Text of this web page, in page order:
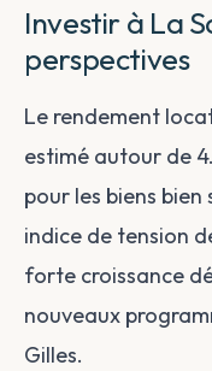
Investir à La
perspectives
Le rendement
estimé autour de
pour les biens
indice de tension
forte croissance
nouveaux
Gilles.